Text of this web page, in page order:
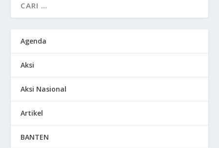
Agenda
Aksi
Aksi Nasional
Artikel
BANTEN